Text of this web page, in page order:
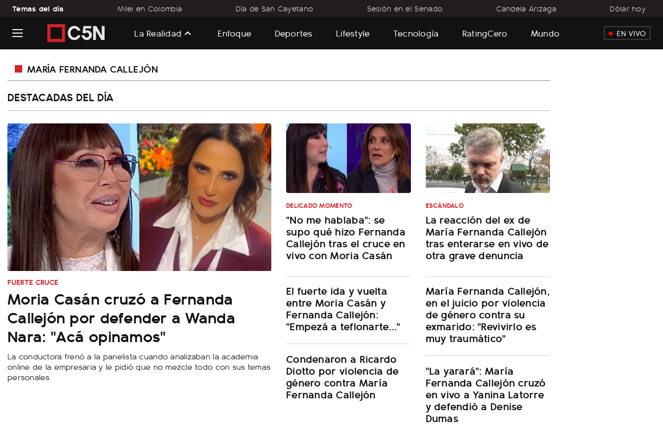
Temas del día Milei en Colombia Día de San Cayetano Sesión en el Senado Candela Arizaga Dólar hoy
La Realidad Enfoque Deportes Lifestyle Tecnología RatingCero Mundo EN VIVO
MARÍA FERNANDA CALLEJÓN
DESTACADAS DEL DÍA
FUERTE CRUCE
Moria Casán cruzó a Fernanda
Callejón por defender a Wanda
Nara: "Acá opinamos"
La conductora frenó a la panelista cuando analizaban la academia
online de la empresaria y le pidió que no mezcle todo con sus temas
personales.
DELICADO MOMENTO
"No me hablaba": se
supo qué hizo Fernanda
Callejón tras el cruce en
vivo con Moria Casán
El fuerte ida y vuelta
entre Moria Casán y
Fernanda Callejón:
"Empezá a teflonarte..."
Condenaron a Ricardo
Diotto por violencia de
género contra María
Fernanda Callejón
ESCÁNDALO
La reacción del ex de
María Fernanda Callejón
tras enterarse en vivo de
otra grave denuncia
María Fernanda Callejón,
en el juicio por violencia
de género contra su
exmarido: "Revivirlo es
muy traumático"
"La yarará": María
Fernanda Callejón cruzó
en vivo a Yanina Latorre
y defendió a Denise
Dumas